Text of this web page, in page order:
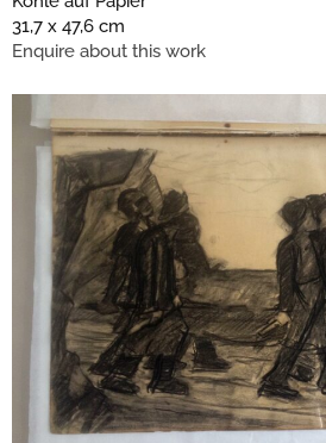
31,7 x 47,6 cm
Enquire about this work